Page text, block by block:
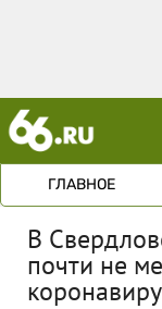
ГЛАВНОЕ
В
почти не